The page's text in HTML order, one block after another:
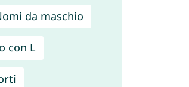
da maschio
con L